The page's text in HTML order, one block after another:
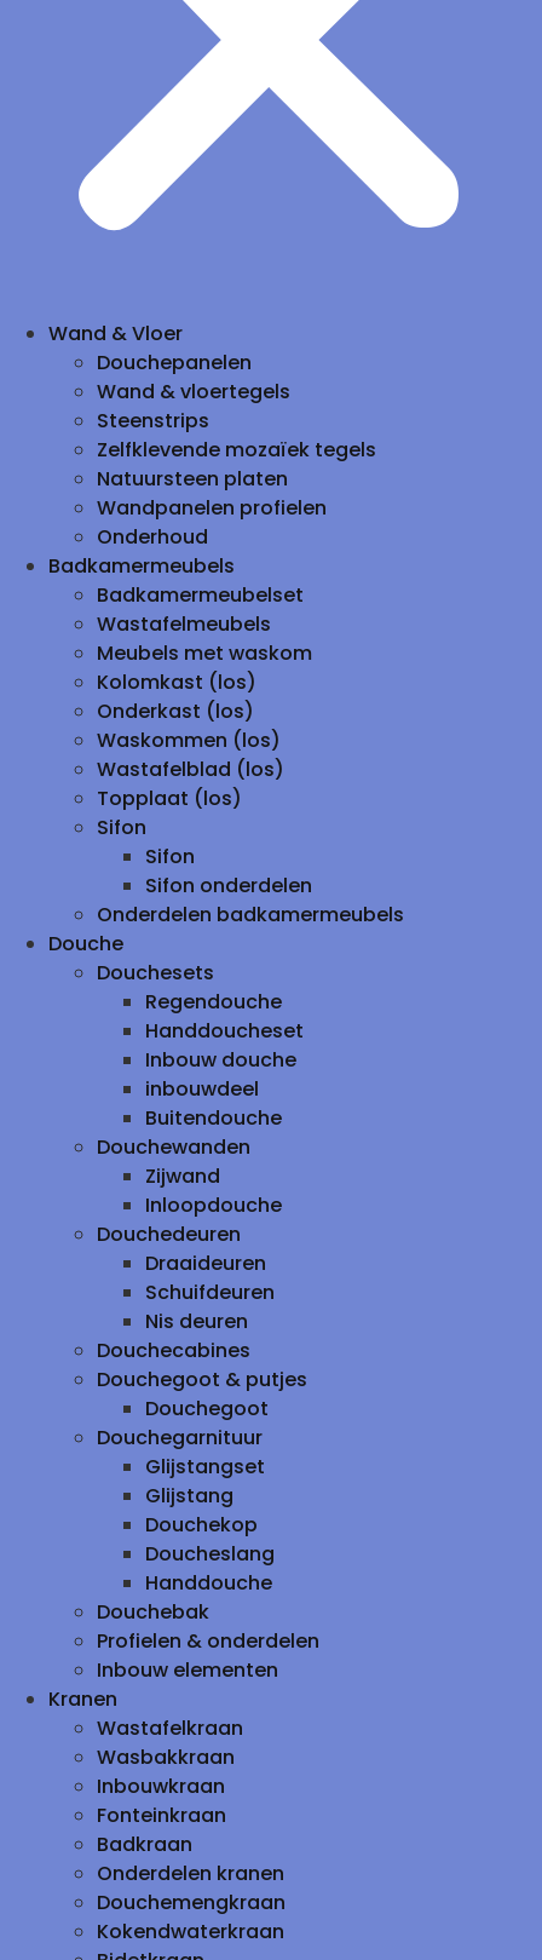
Wand & Vloer
Douchepanelen
Wand & vloertegels
Steenstrips
Zelfklevende mozaïek tegels
Natuursteen platen
Wandpanelen profielen
Onderhoud
Badkamermeubels
Badkamermeubelset
Wastafelmeubels
Meubels met waskom
Kolomkast (los)
Onderkast (los)
Waskommen (los)
Wastafelblad (los)
Topplaat (los)
Sifon
Sifon
Sifon onderdelen
Onderdelen badkamermeubels
Douche
Douchesets
Regendouche
Handdoucheset
Inbouw douche
inbouwdeel
Buitendouche
Douchewanden
Zijwand
Inloopdouche
Douchedeuren
Draaideuren
Schuifdeuren
Nis deuren
Douchecabines
Douchegoot & putjes
Douchegoot
Douchegarnituur
Glijstangset
Glijstang
Douchekop
Doucheslang
Handdouche
Douchebak
Profielen & onderdelen
Inbouw elementen
Kranen
Wastafelkraan
Wasbakkraan
Inbouwkraan
Fonteinkraan
Badkraan
Onderdelen kranen
Douchemengkraan
Kokendwaterkraan